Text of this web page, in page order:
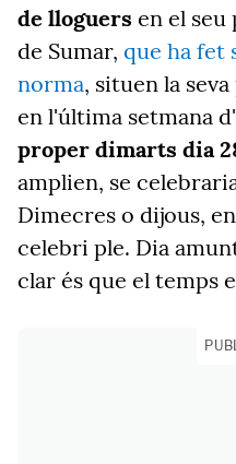
de lloguers en el seu
de Sumar, que ha fet
norma, situen la
en l'última setmana
proper dimarts dia
amplien, se
Dimecres o dijous,
celebri ple. Dia
clar és que el temps